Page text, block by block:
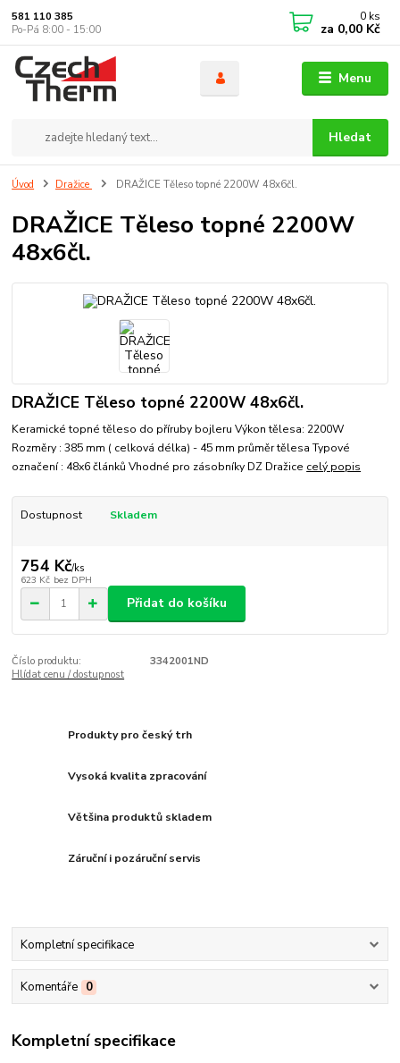
Menu
Hledat
581 110 385
Po-Pá 8:00 - 15:00
0 ks
za 0,00 Kč
Úvod Dražice DRAŽICE Těleso topné 2200W 48x6čl.
DRAŽICE Těleso topné 2200W
48x6čl.
DRAŽICE Těleso topné 2200W 48x6čl.
Keramické topné těleso do příruby bojleru Výkon tělesa: 2200W
Rozměry : 385 mm ( celková délka) - 45 mm průměr tělesa Typové
označení : 48x6 článků Vhodné pro zásobníky DZ Dražice celý popis
Dostupnost Skladem
754 Kč/ks
623 Kč bez DPH
Přidat do košíku
Číslo produktu:
3342001ND
Hlídat cenu / dostupnost
Produkty pro český trh
Vysoká kvalita zpracování
Většina produktů skladem
Záruční i pozáruční servis
Kompletní specifikace
Komentáře 0
Kompletní specifikace